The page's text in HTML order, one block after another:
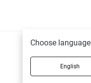
Choose language
English